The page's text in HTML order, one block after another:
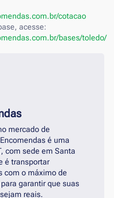
cotacao
acesse:
bases/toledo/
mercado de
é uma
com sede em Santa
é transportar
com o máximo de
garantir que suas
reais.